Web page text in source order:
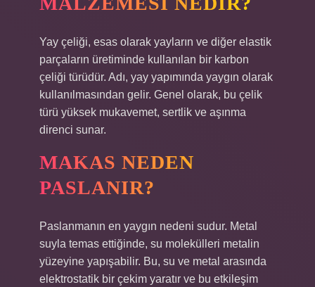
Yay çeliği, esas olarak yayların ve diğer elastik
parçaların üretiminde kullanılan bir karbon
çeliği türüdür. Adı, yay yapımında yaygın olarak
kullanılmasından gelir. Genel olarak, bu çelik
türü yüksek mukavemet, sertlik ve aşınma
direnci sunar.
MAKAS NEDEN
PASLANIR?
Paslanmanın en yaygın nedeni sudur. Metal
suyla temas ettiğinde, su molekülleri metalin
yüzeyine yapışabilir. Bu, su ve metal arasında
elektrostatik bir çekim yaratır ve bu etkileşim